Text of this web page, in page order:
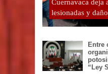
Cuernavaca deja
lesionadas y
Entre
“Ley